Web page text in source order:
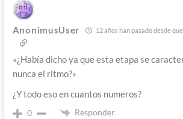
AnonimusUser 12 años han pasado desde
«¿Había dicho ya que esta etapa se
nunca el ritmo?»
¿Y todo eso en cuantos numeros?
0 Responder